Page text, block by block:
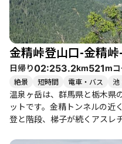
金精峠登山口-金精
日帰り02:253.2km521m
絶景 短時間 電車・バス 池
温泉ヶ岳は、群馬県と栃木県
ットです。金精トンネルの近
登と階段、梯子が続くアスレ